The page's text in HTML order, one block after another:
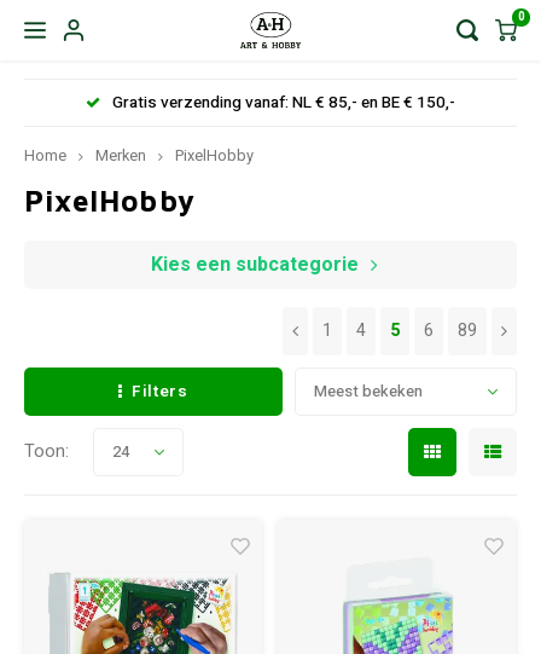
0
Gratis verzending vanaf: NL € 85,- en BE € 150,-
Home Merken PixelHobby
PixelHobby
Kies een subcategorie
Filters Meest bekeken
1 4 5 6 89
Toon: 24